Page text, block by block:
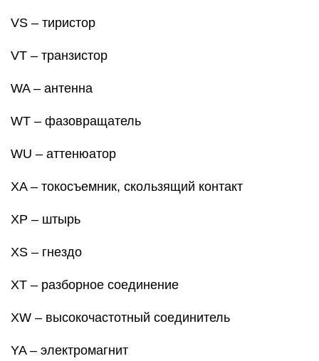
XS – гнездо
XT – разборное соединение
XW – высокочастотный соединитель
YA – электромагнит
YB – тормоз с электромагнитным приводом
YC – муфта с электромагнитным приводом
YH – электромагнитная плита
ZQ – кварцевый фильтр
чертежах изображает линии электрической,